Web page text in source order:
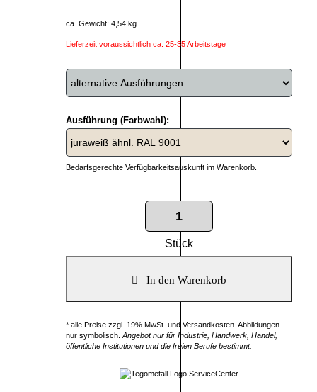
ca. Gewicht: 4,54 kg
Lieferzeit voraussichtlich ca. 25-35 Arbeitstage
Ausführung (Farbwahl):
Bedarfsgerechte Verfügbarkeitsauskunft im Warenkorb.
Stück
* alle Preise zzgl. 19% MwSt. und Versandkosten. Abbildungen
nur symbolisch. Angebot nur für Industrie, Handwerk, Handel,
öffentliche Institutionen und die freien Berufe bestimmt.